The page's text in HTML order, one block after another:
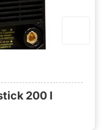
200 I